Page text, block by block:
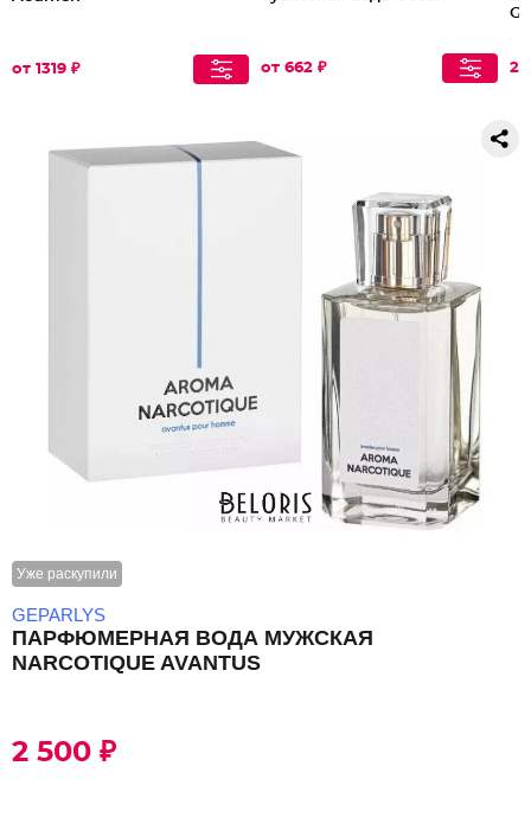
от 1319 ₽ от 662 ₽
Уже раскупили
GEPARLYS
ПАРФЮМЕРНАЯ ВОДА МУЖСКАЯ
NARCOTIQUE AVANTUS
2 500 ₽